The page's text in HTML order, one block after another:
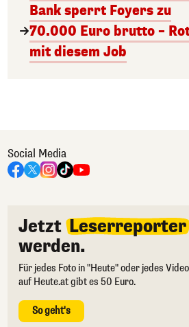
Bank sperrt Foyers zu
70.000 Euro brutto –
mit diesem Job
Social Media
Jetzt Leserreporter
werden.
Für jedes Foto in "Heute" oder jedes Video
auf Heute.at gibt es 50 Euro.
So geht's